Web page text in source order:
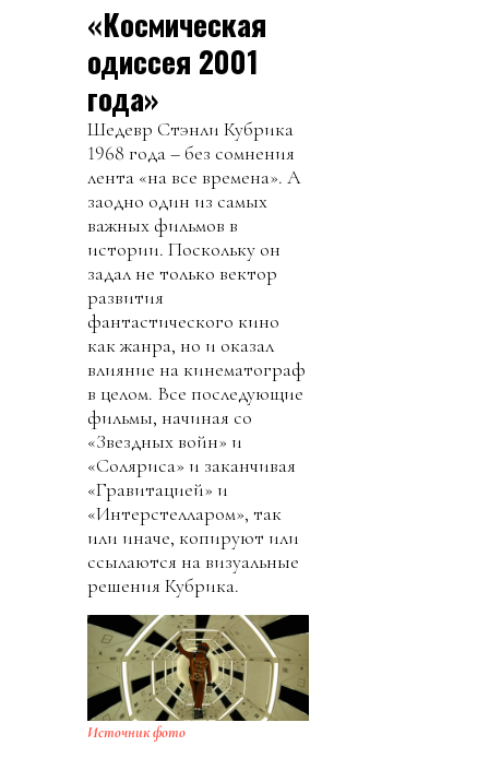
«Космическая
одиссея 2001
года»
Шедевр Стэнли Кубрика
1968 года – без сомнения
лента «на все времена». А
заодно один из самых
важных фильмов в
истории. Поскольку он
задал не только вектор
развития
фантастического кино
как жанра, но и оказал
влияние на кинематограф
в целом. Все последующие
фильмы, начиная со
«Звездных войн» и
«Соляриса» и заканчивая
«Гравитацией» и
«Интерстелларом», так
или иначе, копируют или
ссылаются на визуальные
решения Кубрика.
Источник фото